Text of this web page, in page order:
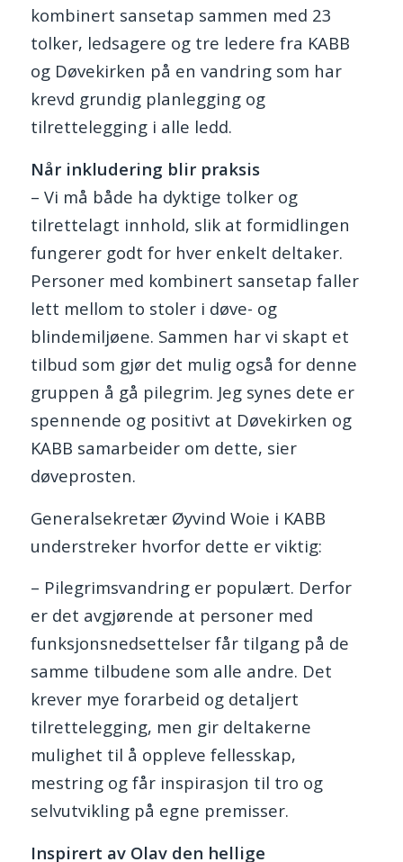
kombinert sansetap sammen med 23
tolker, ledsagere og tre ledere fra KABB
og Døvekirken på en vandring som har
krevd grundig planlegging og
tilrettelegging i alle ledd.
Når inkludering blir praksis
– Vi må både ha dyktige tolker og
tilrettelagt innhold, slik at formidlingen
fungerer godt for hver enkelt deltaker.
Personer med kombinert sansetap faller
lett mellom to stoler i døve- og
blindemiljøene. Sammen har vi skapt et
tilbud som gjør det mulig også for denne
gruppen å gå pilegrim. Jeg synes dete er
spennende og positivt at Døvekirken og
KABB samarbeider om dette, sier
døveprosten.
Generalsekretær Øyvind Woie i KABB
understreker hvorfor dette er viktig:
– Pilegrimsvandring er populært. Derfor
er det avgjørende at personer med
funksjonsnedsettelser får tilgang på de
samme tilbudene som alle andre. Det
krever mye forarbeid og detaljert
tilrettelegging, men gir deltakerne
mulighet til å oppleve fellesskap,
mestring og får inspirasjon til tro og
selvutvikling på egne premisser.
Inspirert av Olav den hellige